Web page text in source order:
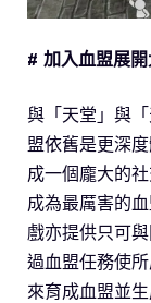
# 加入血盟展開
與「天堂」與
盟依舊是更深
成一個龐大的
成為最厲害的
戲亦提供只可
過血盟任務使
來育成血盟並